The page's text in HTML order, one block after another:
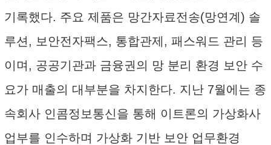
기록했다. 주요 제품은 망간자료전송(망연계) 솔
루션, 보안전자팩스, 통합관제, 패스워드 관리 등
이며, 공공기관과 금융권의 망 분리 환경 보안 수
요가 매출의 대부분을 차지한다. 지난 7월에는 종
속회사 인콤정보통신을 통해 이트론의 가상화사
업부를 인수하며 가상화 기반 보안 업무환경